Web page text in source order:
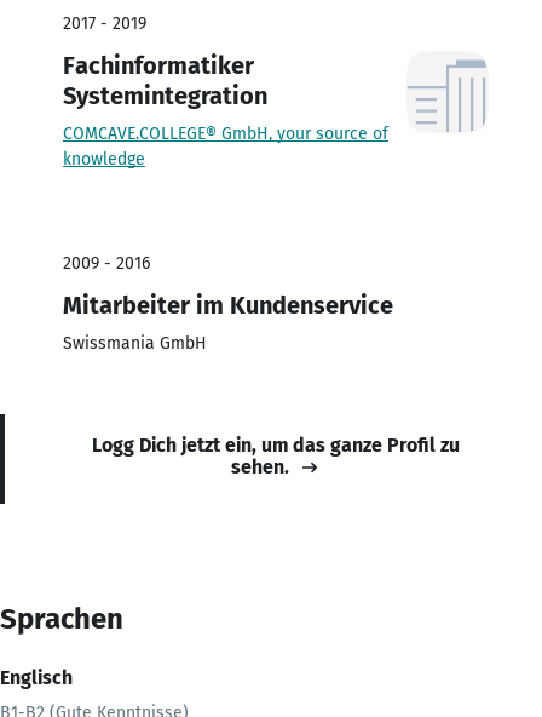
2017 - 2019
Fachinformatiker
Systemintegration
COMCAVE.COLLEGE® GmbH, your source of
knowledge
2009 - 2016
Mitarbeiter im Kundenservice
Swissmania GmbH
Logg Dich jetzt ein, um das ganze Profil zu
sehen.
Sprachen
Englisch
B1-B2 (Gute Kenntnisse)